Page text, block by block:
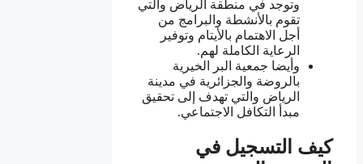
وتوجد في منطقة الرياض والتي
تقوم بالأنشطة والبرامج من
أجل الاهتمام بالأيتام وتوفير
الرعاية الكاملة لهم.
وأيضا جمعية البر الخيرية
بالروضة والجزائرية في مدينة
الرياض والتي تهدف إلى تحقيق
مبدأ التكافل الاجتماعي.
كيف التسجيل في